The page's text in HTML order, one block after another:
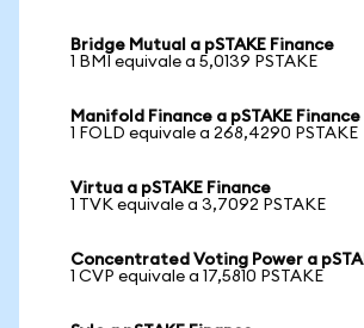
Bridge Mutual a pSTAKE Finance
1 BMI equivale a 5,0139 PSTAKE
Manifold Finance a pSTAKE Finance
1 FOLD equivale a 268,4290 PSTAKE
Virtua a pSTAKE Finance
1 TVK equivale a 3,7092 PSTAKE
Concentrated Voting Power a
1 CVP equivale a 17,5810 PSTAKE